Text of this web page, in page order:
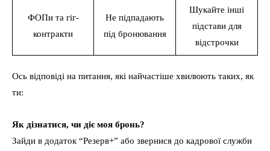
ФОПи та гіг-
контракти
Не підпадають
під бронювання
Шукайте інші
підстави для
відстрочки
Ось відповіді на питання, які найчастіше хвилюють таких, як
ти:
Як дізнатися, чи діє моя бронь?
Зайди в додаток “Резерв+” або звернися до кадрової служби